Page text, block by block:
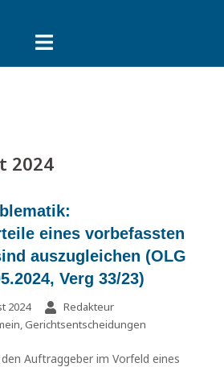
2024
eines vorbefassten
auszugleichen (OLG
Verg 33/23)
2024
Redakteur
,Gerichtsentscheidungen
Auftraggeber im Vorfeld eines